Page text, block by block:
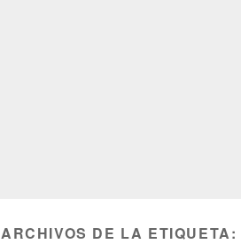
ARCHIVOS DE LA